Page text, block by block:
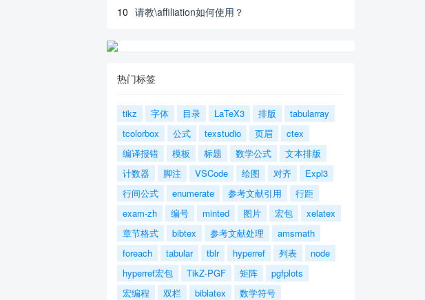
10 请教\affiliation如何使用？
热门标签
tikz 字体 目录 LaTeX3 排版
tabularray
tcolorbox
公式 texstudio 页眉
ctex
编译报错
模板 标题 数学公式
文本排版
计数器
脚注 VSCode 绘图 对齐
Expl3
行间公式
enumerate 参考文献引用
行距
exam-zh
编号 minted 图片 宏包
xelatex
章节格式
bibtex 参考文献处理
amsmath
foreach
tabular tblr hyperref 列表
node
hyperref宏包
TikZ-PGF 矩阵
pgfplots
宏编程
双栏 biblatex 数学符号